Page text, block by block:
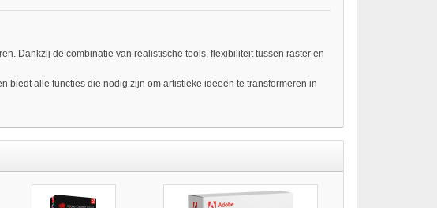
Dankzij de combinatie van realistische tools, flexibiliteit tussen raster en
biedt alle functies die nodig zijn om artistieke ideeën te transformeren in